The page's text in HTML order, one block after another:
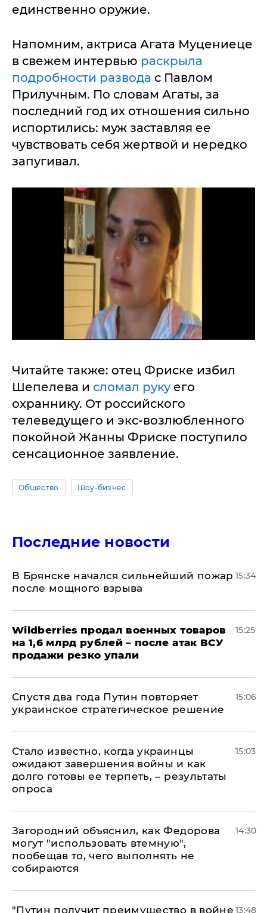
единственно оружие.
Напомним, актриса Агата Муцениеце
в свежем интервью раскрыла
подробности развода с Павлом
Прилучным. По словам Агаты, за
последний год их отношения сильно
испортились: муж заставляя ее
чувствовать себя жертвой и нередко
запугивал.
Читайте также: отец Фриске избил
Шепелева и сломал руку его
охраннику. От российского
телеведущего и экс-возлюбленного
покойной Жанны Фриске поступило
сенсационное заявление.
Общество Шоу-бизнес
Последние новости
В Брянске начался сильнейший пожар
после мощного взрыва
15:34
​Wildberries продал военных товаров
на 1,6 млрд рублей – после атак ВСУ
продажи резко упали
15:25
Спустя два года Путин повторяет
украинское стратегическое решение
15:06
Стало известно, когда украинцы
ожидают завершения войны и как
долго готовы ее терпеть, – результаты
опроса
15:03
Загородний объяснил, как Федорова
могут "использовать втемную",
пообещав то, чего выполнять не
собираются
14:30
"Путин получит преимущество в войне 13:48